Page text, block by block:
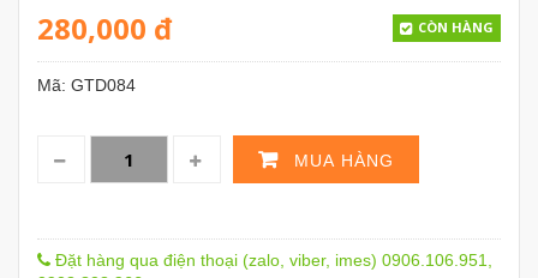
280,000 đ CÒN HÀNG
Mã: GTD084
MUA HÀNG
Đặt hàng qua điện thoại (zalo, viber, imes) 0906.106.951,